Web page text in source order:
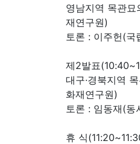
영남지역 목관
재연구원)
토론 : 이주헌(국
제2발표
대구·경북지역
화재연구원)
토론 : 임동재(동
휴 식